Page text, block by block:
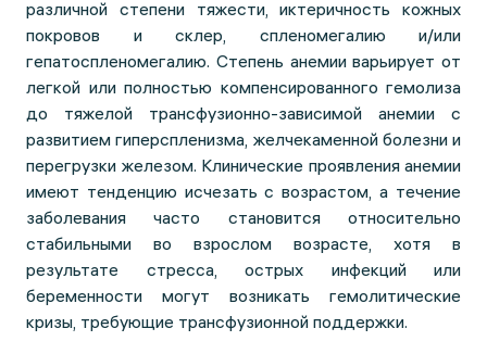
различной степени тяжести, иктеричность кожных
покровов и склер, спленомегалию и/или
гепатоспленомегалию. Степень анемии варьирует от
легкой или полностью компенсированного гемолиза
до тяжелой трансфузионно-зависимой анемии с
развитием гиперспленизма, желчекаменной болезни и
перегрузки железом. Клинические проявления анемии
имеют тенденцию исчезать с возрастом, а течение
заболевания часто становится относительно
стабильными во взрослом возрасте, хотя в
результате стресса, острых инфекций или
беременности могут возникать гемолитические
кризы, требующие трансфузионной поддержки.